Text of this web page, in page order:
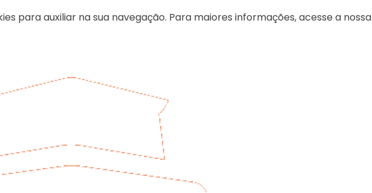
para auxiliar na sua navegação. Para maiores informações, acesse a nossa